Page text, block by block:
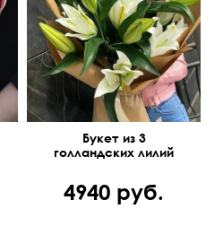
В крафт бумаге
Букет из 3
голландских лилий
4940 руб.